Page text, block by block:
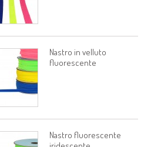
Nastro in velluto
fluorescente
Nastro fluorescente